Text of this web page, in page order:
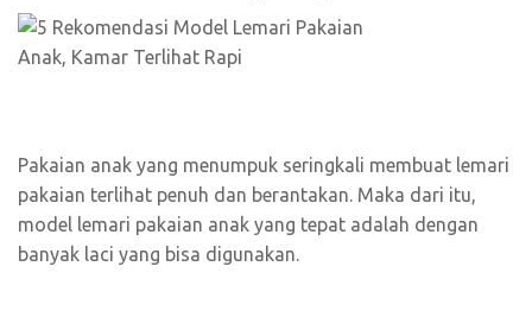
Pakaian anak yang menumpuk seringkali membuat lemari
pakaian terlihat penuh dan berantakan. Maka dari itu,
model lemari pakaian anak yang tepat adalah dengan
banyak laci yang bisa digunakan.